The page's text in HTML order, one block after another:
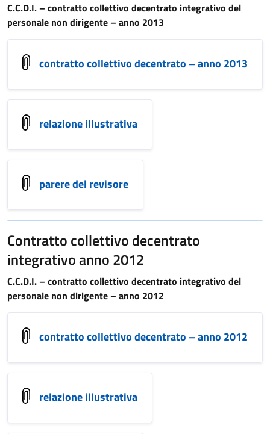
C.C.D.I. – contratto collettivo decentrato integrativo del
personale non dirigente – anno 2013
contratto collettivo decentrato – anno 2013
relazione illustrativa
parere del revisore
Contratto collettivo decentrato
integrativo anno 2012
C.C.D.I. – contratto collettivo decentrato integrativo del
personale non dirigente – anno 2012
contratto collettivo decentrato – anno 2012
relazione illustrativa